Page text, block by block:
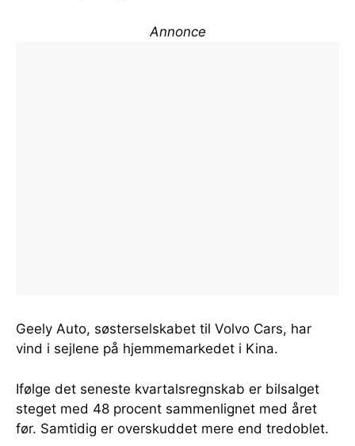
Annonce
Geely Auto, søsterselskabet til Volvo Cars, har
vind i sejlene på hjemmemarkedet i Kina.
Ifølge det seneste kvartalsregnskab er bilsalget
steget med 48 procent sammenlignet med året
før. Samtidig er overskuddet mere end tredoblet.